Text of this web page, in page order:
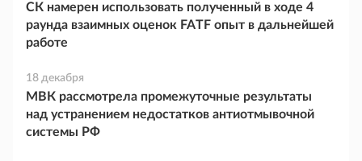
СК намерен использовать полученный в ходе 4
раунда взаимных оценок FATF опыт в дальнейшей
работе
18 декабря
МВК рассмотрела промежуточные результаты
над устранением недостатков антиотмывочной
системы РФ